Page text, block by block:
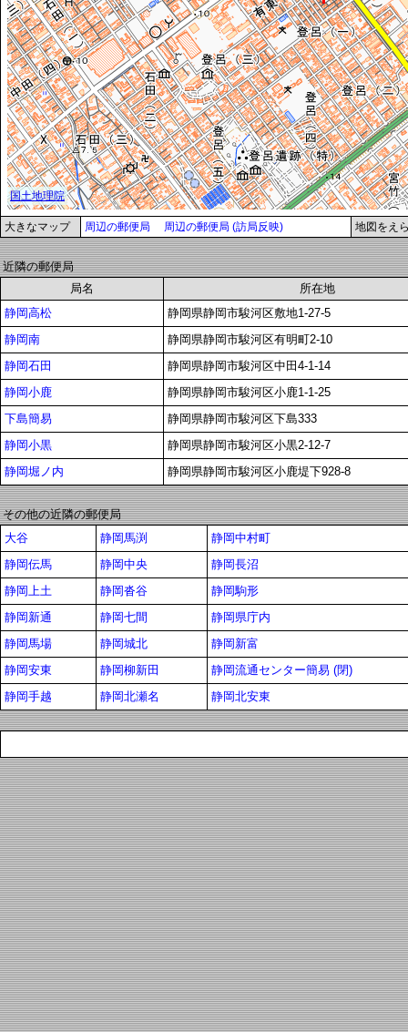
大きなマップ 周辺の郵便局 周辺の郵便局 (訪局反映) 地図をえ
近隣の郵便局
局名
所在地
静岡高松
静岡県静岡市駿河区敷地1-27-5
静岡南
静岡県静岡市駿河区有明町2-10
静岡石田
静岡県静岡市駿河区中田4-1-14
静岡小鹿
静岡県静岡市駿河区小鹿1-1-25
下島簡易
静岡県静岡市駿河区下島333
静岡小黒
静岡県静岡市駿河区小黒2-12-7
静岡堀ノ内
静岡県静岡市駿河区小鹿堤下928-8
その他の近隣の郵便局
大谷
静岡馬渕
静岡中村町
静岡伝馬
静岡中央
静岡長沼
静岡上土
静岡沓谷
静岡駒形
静岡新通
静岡七間
静岡県庁内
静岡馬場
静岡城北
静岡新富
静岡安東
静岡柳新田
静岡流通センター簡易 (閉)
静岡手越
静岡北瀬名 静岡北安東